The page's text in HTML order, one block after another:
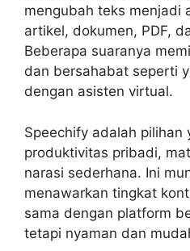
mengubah teks menjadi
artikel, dokumen, PDF,
Beberapa suaranya
dan bersahabat seperti
dengan asisten virtual.
Speechify adalah pilihan
produktivitas pribadi,
narasi sederhana. Ini
menawarkan tingkat
sama dengan platform
tetapi nyaman dan